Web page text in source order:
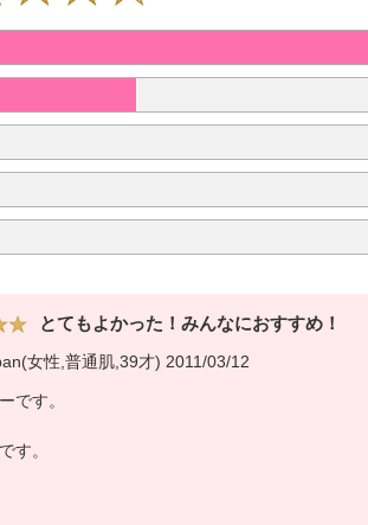
とてもよかった！みんなにおすすめ！
女性,普通肌,39才) 2011/03/12
です。
す。